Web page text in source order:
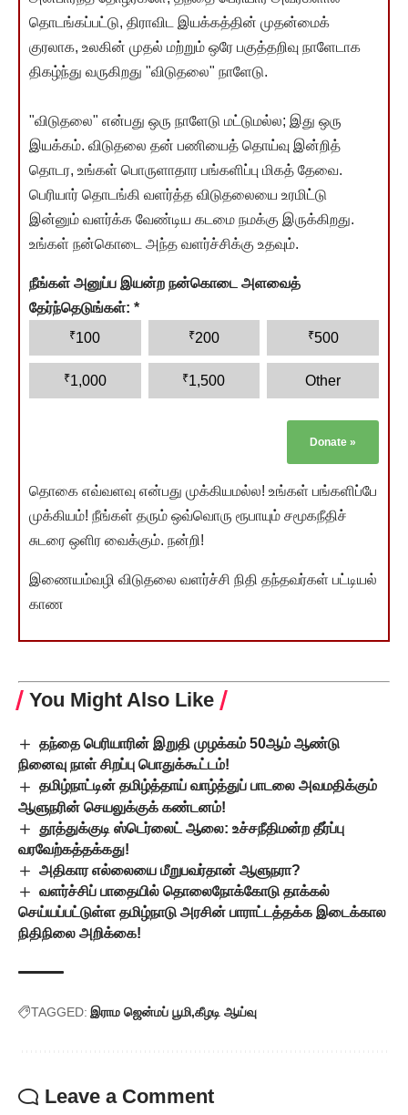
தொடங்கப்பட்டு, திராவிட இயக்கத்தின் முதன்மைக்
குரலாக, உலகின் முதல் மற்றும் ஒரே பகுத்தறிவு நாளேடாக
திகழ்ந்து வருகிறது "விடுதலை" நாளேடு.
"விடுதலை" என்பது ஒரு நாளேடு மட்டுமல்ல; இது ஒரு
இயக்கம். விடுதலை தன் பணியைத் தொய்வு இன்றித்
தொடர, உங்கள் பொருளாதார பங்களிப்பு மிகத் தேவை.
பெரியார் தொடங்கி வளர்த்த விடுதலையை உரமிட்டு
இன்னும் வளர்க்க வேண்டிய கடமை நமக்கு இருக்கிறது.
உங்கள் நன்கொடை அந்த வளர்ச்சிக்கு உதவும்.
நீங்கள் அனுப்ப இயன்ற நன்கொடை அளவைத்
தேர்ந்தெடுங்கள்: *
₹100 ₹200 ₹500
₹1,000 ₹1,500 Other
Donate »
தொகை எவ்வளவு என்பது முக்கியமல்ல! உங்கள் பங்களிப்பே
முக்கியம்! நீங்கள் தரும் ஒவ்வொரு ரூபாயும் சமூகநீதிச்
சுடரை ஒளிர வைக்கும். நன்றி!
இணையம்வழி விடுதலை வளர்ச்சி நிதி தந்தவர்கள் பட்டியல்
காண
You Might Also Like
தந்தை பெரியாரின் இறுதி முழக்கம் 50ஆம் ஆண்டு
நினைவு நாள் சிறப்பு பொதுக்கூட்டம்!
தமிழ்நாட்டின் தமிழ்த்தாய் வாழ்த்துப் பாடலை அவமதிக்கும்
ஆளுநரின் செயலுக்குக் கண்டனம்!
தூத்துக்குடி ஸ்டெர்லைட் ஆலை: உச்சநீதிமன்ற தீர்ப்பு
வரவேற்கத்தக்கது!
அதிகார எல்லையை மீறுபவர்தான் ஆளுநரா?
வளர்ச்சிப் பாதையில் தொலைநோக்கோடு தாக்கல்
செய்யப்பட்டுள்ள தமிழ்நாடு அரசின் பாராட்டத்தக்க இடைக்கால
நிதிநிலை அறிக்கை!
TAGGED: இராம ஜென்மப் பூமி கீழடி ஆய்வு
Leave a Comment